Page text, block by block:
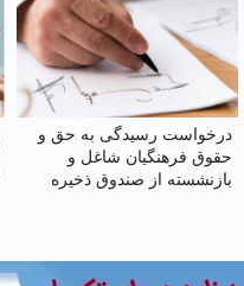
درخواست رسیدگی به حق و
حقوق فرهنگیان شاغل و
بازنشسته از صندوق ذخیره